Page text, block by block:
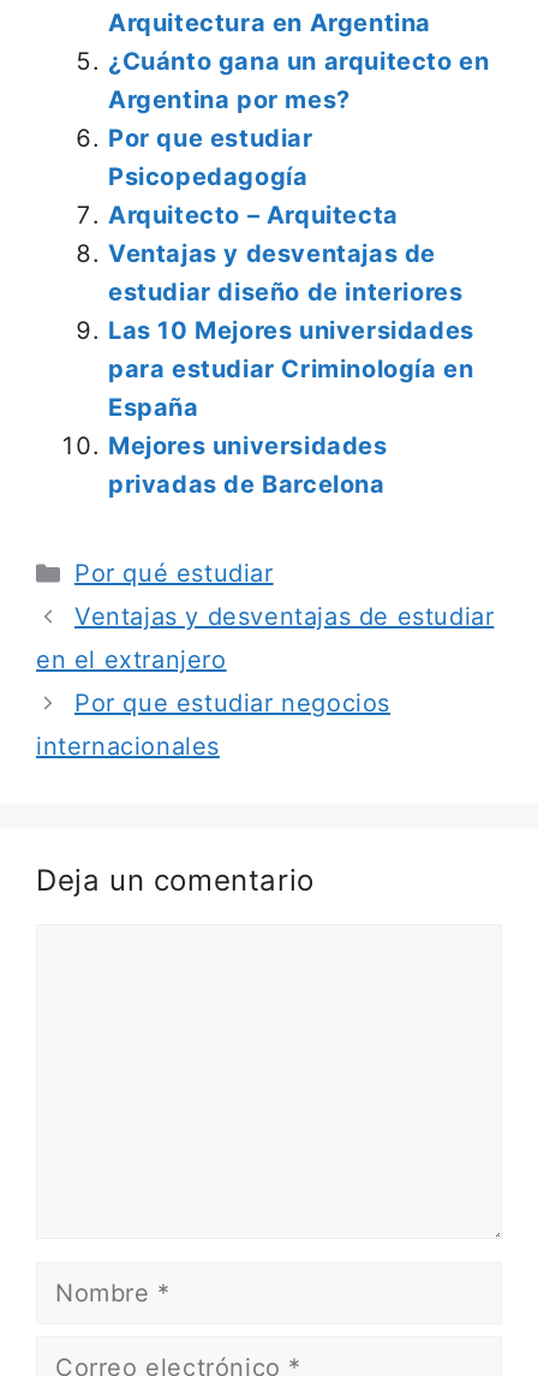
Arquitectura en Argentina
¿Cuánto gana un arquitecto en
Argentina por mes?
Por que estudiar
Psicopedagogía
Arquitecto – Arquitecta
Ventajas y desventajas de
estudiar diseño de interiores
Las 10 Mejores universidades
para estudiar Criminología en
España
Mejores universidades
privadas de Barcelona
Categorías
Por qué estudiar
Ventajas y desventajas de estudiar
en el extranjero
Por que estudiar negocios
internacionales
Deja un comentario
Nombre
Correo